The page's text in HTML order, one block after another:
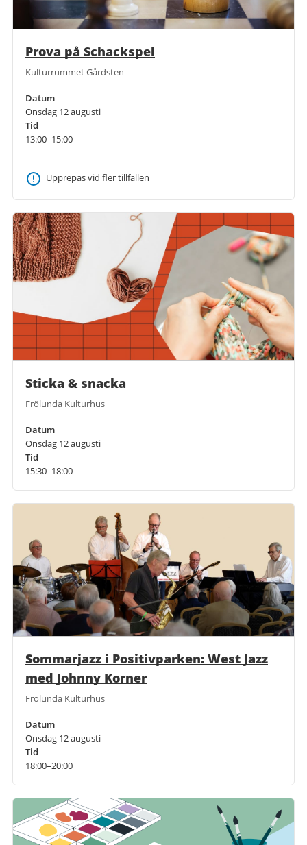
Prova på Schackspel
Kulturrummet Gårdsten
Datum
Onsdag 12 augusti
Tid
13:00–15:00
Upprepas vid fler tillfällen
Sticka & snacka
Frölunda Kulturhus
Datum
Onsdag 12 augusti
Tid
15:30–18:00
Sommarjazz i Positivparken: West Jazz
med Johnny Korner
Frölunda Kulturhus
Datum
Onsdag 12 augusti
Tid
18:00–20:00